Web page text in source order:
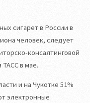
сигарет в России в
человек, следует
консалтинговой
ТАСС в мае.
и на Чукотке 51%
электронные